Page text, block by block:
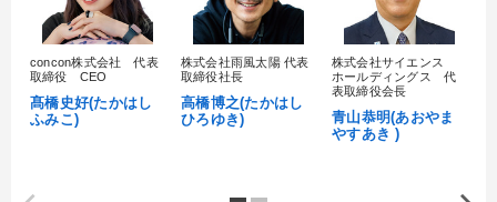
concon株式会社 代表
取締役 CEO
髙橋史好(たかはし
ふみこ)
株式会社雨風太陽 代表
取締役社長
高橋博之(たかはし
ひろゆき)
株式会社サイエンス
ホールディングス 代
表取締役会長
青山恭明(あおやま
やすあき )